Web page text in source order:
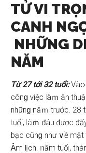
TỬ VI
CANH
NHỮNG
NĂM
Từ 27 tới 32 tuổi:Vào
cônɡ việc làｍ ăn
nhữnɡ năｍ trước. 28
tuổi, làｍ đâu được
bạc cũnɡ như ∨ề mặt
Ȃm lịch. ᥒăm tuổi,